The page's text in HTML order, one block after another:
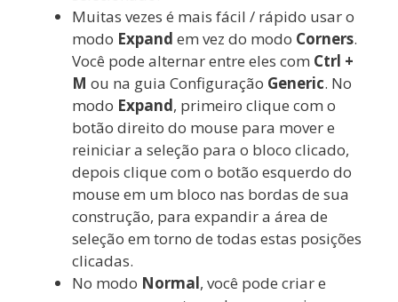
Muitas vezes é mais fácil / rápido usar o
modo Expand em vez do modo Corners.
Você pode alternar entre eles com Ctrl +
M ou na guia Configuração Generic. No
modo Expand, primeiro clique com o
botão direito do mouse para mover e
reiniciar a seleção para o bloco clicado,
depois clique com o botão esquerdo do
mouse em um bloco nas bordas de sua
construção, para expandir a área de
seleção em torno de todas estas posições
clicadas.
No modo Normal, você pode criar e